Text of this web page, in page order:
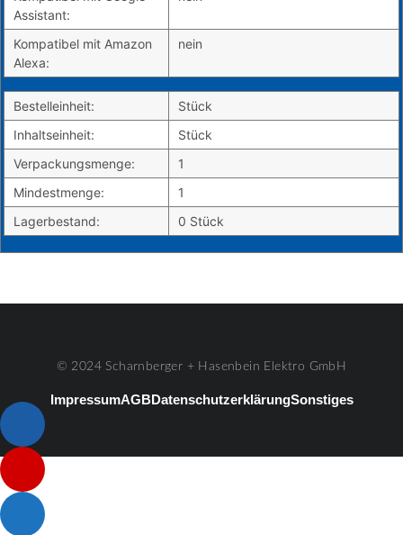
Assistant:
Kompatibel mit Amazon
Alexa:
nein
Bestelleinheit:
Stück
Inhaltseinheit:
Stück
Verpackungsmenge:
1
Mindestmenge:
1
Lagerbestand:
0 Stück
© 2024 Scharnberger + Hasenbein Elektro GmbH
ImpressumAGBDatenschutzerklärungSonstiges
Listenelement #1
Listenelement